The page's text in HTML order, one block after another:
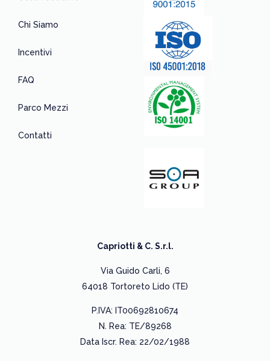
Chi Siamo
Incentivi
FAQ
Parco Mezzi
Contatti
Capriotti & C. S.r.l.
Via Guido Carli, 6
64018 Tortoreto Lido (TE)
P.IVA: IT00692810674
N. Rea: TE/89268
Data Iscr. Rea: 22/02/1988